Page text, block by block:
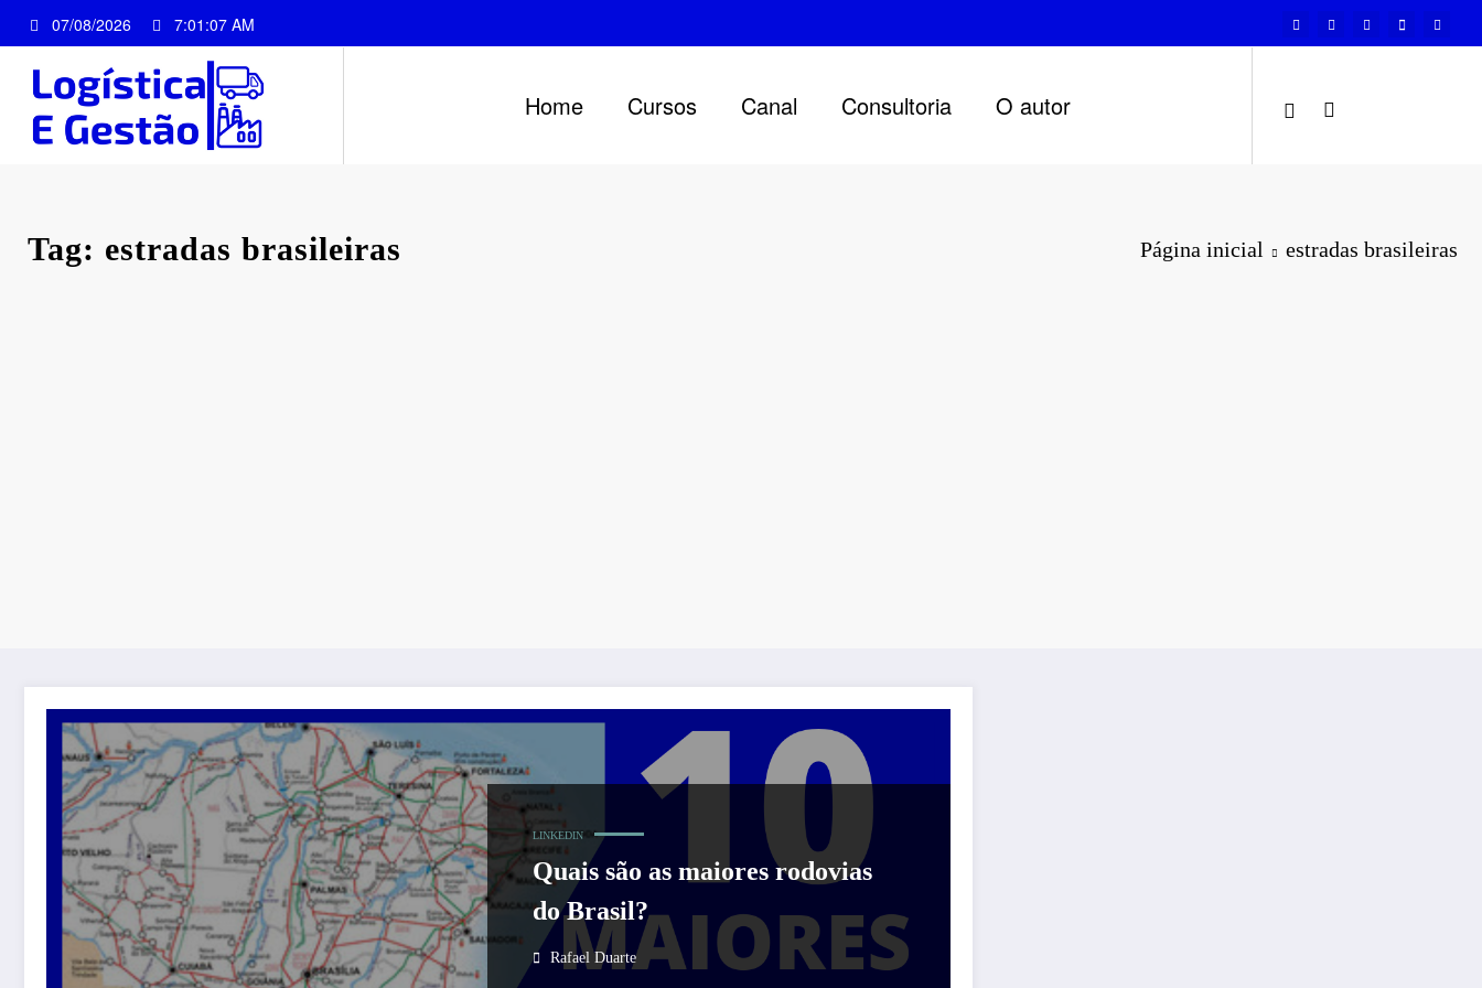
para
conteúdo
07/08/2026 7:01:07 AM
Home Cursos Canal Consultoria O autor
Tag: estradas brasileiras Página inicial estradas brasileiras
LINKEDIN
Quais são as maiores rodovias
do Brasil?
Rafael Duarte